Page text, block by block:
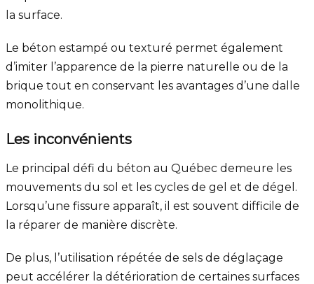
la surface.
Le béton estampé ou texturé permet également
d’imiter l’apparence de la pierre naturelle ou de la
brique tout en conservant les avantages d’une dalle
monolithique.
Les inconvénients
Le principal défi du béton au Québec demeure les
mouvements du sol et les cycles de gel et de dégel.
Lorsqu’une fissure apparaît, il est souvent difficile de
la réparer de manière discrète.
De plus, l’utilisation répétée de sels de déglaçage
peut accélérer la détérioration de certaines surfaces